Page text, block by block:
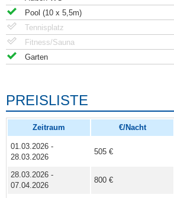
Pool (10 x 5,5m)
Tennisplatz
Fitness/Sauna
Garten
PREISLISTE
Zeitraum €/Nacht
01.03.2026 -
28.03.2026
505 €
28.03.2026 -
07.04.2026
800 €